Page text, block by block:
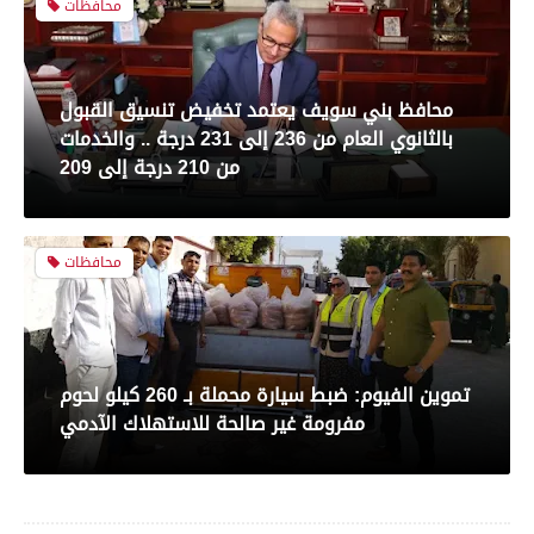
رياضة
بعدسة الخبر المصري| شاهد أبرز لقطات مباراة
الأهلي و سيراميك فى الدورى
رياضة
بعدسة الخبر المصري| شاهد أبرز لقطات مباراة
الزمالك والمصري البورسعيدي فى الدوري
محافظات
محافظ بني سويف يعتمد تخفيض تنسيق القبول
بالثانوي العام من 236 إلى 231 درجة .. والخدمات
من 210 درجة إلى 209
محافظات
تموين الفيوم: ضبط سيارة محملة بـ 260 كيلو لحوم
مفرومة غير صالحة للاستهلاك الآدمي